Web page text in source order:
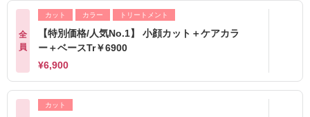
全
員
カット カラー トリートメント
【特別価格/人気No.1】 小顔カット＋ケアカラ
ー＋ベースTr￥6900
¥6,900
カット